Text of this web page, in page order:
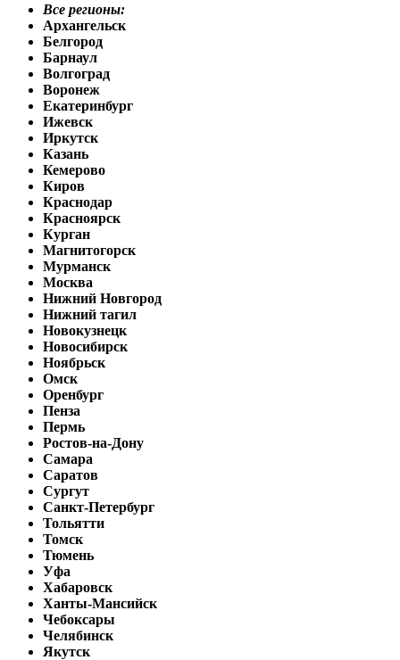
Все регионы:
Архангельск
Белгород
Барнаул
Волгоград
Воронеж
Екатеринбург
Ижевск
Иркутск
Казань
Кемерово
Киров
Краснодар
Красноярск
Курган
Магнитогорск
Мурманск
Москва
Нижний Новгород
Нижний тагил
Новокузнецк
Новосибирск
Ноябрьск
Омск
Оренбург
Пенза
Пермь
Ростов-на-Дону
Самара
Саратов
Сургут
Санкт-Петербург
Тольятти
Томск
Тюмень
Уфа
Хабаровск
Ханты-Мансийск
Чебоксары
Челябинск
Якутск